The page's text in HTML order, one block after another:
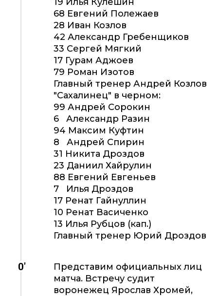
68 Евгений Полежаев
28 Иван Козлов
42 Александр Гребенщиков
33 Сергей Мягкий
17 Гурам Аджоев
79 Роман Изотов
Главный тренер Андрей Козлов
"Сахалинец" в черном:
99 Андрей Сорокин
6 Александр Разин
94 Максим Куфтин
8 Андрей Спирин
31 Никита Дроздов
23 Даниил Хайрулин
88 Евгений Евгеньев
7 Илья Дроздов
17 Ренат Гайнуллин
10 Ренат Васиченко
13 Илья Рубцов (кап.)
Главный тренер Юрий Дроздов
0'
Представим официальных лиц
матча. Встречу судит
воронежец Ярослав Хромей,